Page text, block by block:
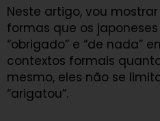
Neste artigo, vou
formas que os
“obrigado” e “de nada”
contextos formais
mesmo, eles não se
“arigatou”.